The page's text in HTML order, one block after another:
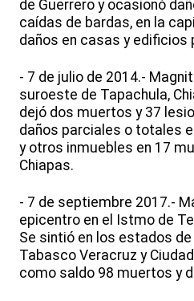
de Guerrero y ocasionó
caídas de bardas, en la
daños en casas y edificios
- 7 de julio de 2014.-
suroeste de Tapachula,
dejó dos muertos y 37
daños parciales o totales
y otros inmuebles en 17
Chiapas.
- 7 de septiembre 2017.-
epicentro en el Istmo de
Se sintió en los estados de
Tabasco Veracruz y
como saldo 98 muertos y